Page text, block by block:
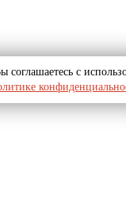
соглашаетесь с